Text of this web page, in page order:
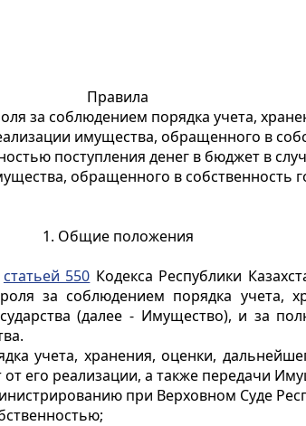
Правила
за соблюдением порядка учета,
имущества, обращенного в
поступления денег в бюджет в
обращенного в собственность
1. Общие положения
статьей 550 Кодекса Республики
за соблюдением порядка учета,
(далее - Имущество), и за
учета, хранения, оценки,
его реализации, а также передачи
при Верховном Суде